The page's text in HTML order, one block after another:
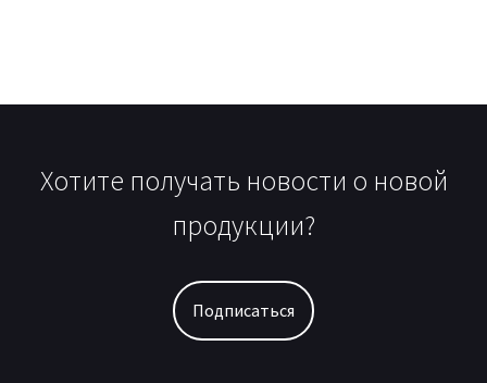
Хотите получать новости о новой
продукции?
Подписаться